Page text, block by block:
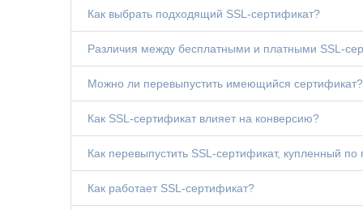
Как выбрать подходящий SSL-сертификат?
Различия между бесплатными и платными SSL-
Можно ли перевыпустить имеющийся сертификат?
Как SSL-сертификат влияет на конверсию?
Как перевыпустить SSL-сертификат, купленный по
Как работает SSL-сертификат?